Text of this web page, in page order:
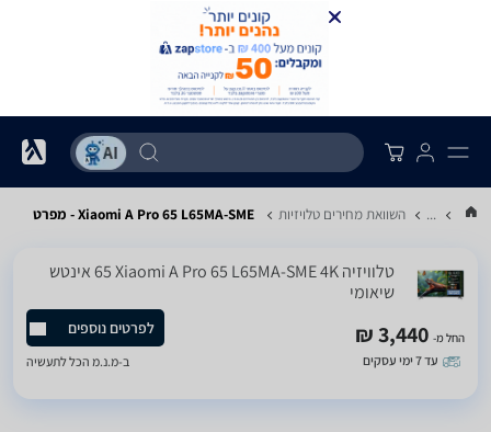
... השוואת מחירים טלויזיות Xiaomi A Pro 65 L65MA-SME - מפרט
טלוויזיה Xiaomi A Pro 65 L65MA-SME 4K ‏65 ‏אינטש
שיאומי
החל מ- 3,440 ₪
עד 7 ימי עסקים
לפרטים נוספים
ב-מ.נ.מ הכל לתעשיה